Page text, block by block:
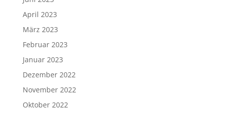
April 2023
März 2023
Februar 2023
Januar 2023
Dezember 2022
November 2022
Oktober 2022